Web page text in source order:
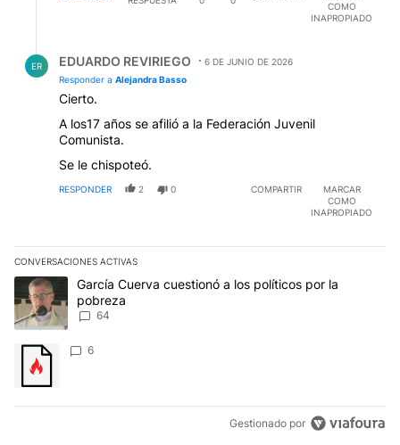
COMO
INAPROPIADO
ER EDUARDO REVIRIEGO
6 DE JUNIO DE 2026
Responder a Alejandra Basso
Cierto.
A los17 años se afilió a la Federación Juvenil
Comunista.
Se le chispoteó.
RESPONDER 2 0 COMPARTIR
MARCAR
COMO
INAPROPIADO
CONVERSACIONES ACTIVAS
Este listado muestra los artículos con más comentarios en los
Un artículo de tendencia con el título "García Cuerva cuestionó
García Cuerva cuestionó a los políticos por la
pobreza
64
Un artículo de tendencia con el título "" con 6 comentarios.
6
Gestionado por